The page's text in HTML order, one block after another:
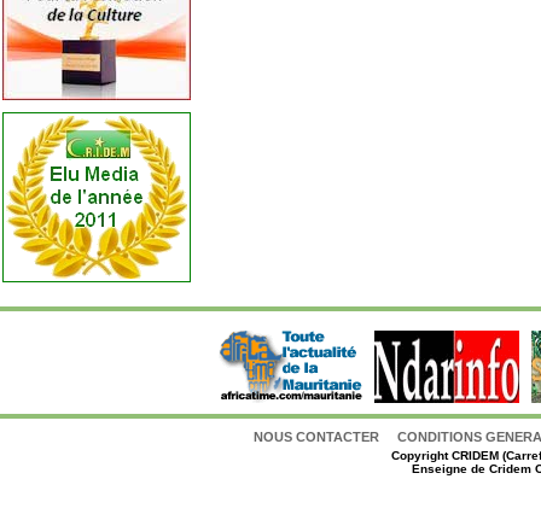
NOUS CONTACTER CONDITIONS
CopyrightCRIDEM
Enseigne de Cridem